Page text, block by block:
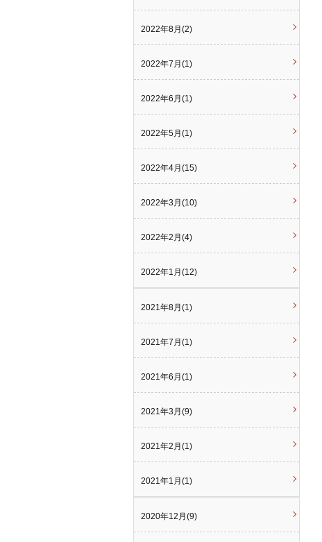
2022年8月(2)
2022年7月(1)
2022年6月(1)
2022年5月(1)
2022年4月(15)
2022年3月(10)
2022年2月(4)
2022年1月(12)
2021年8月(1)
2021年7月(1)
2021年6月(1)
2021年3月(9)
2021年2月(1)
2021年1月(1)
2020年12月(9)